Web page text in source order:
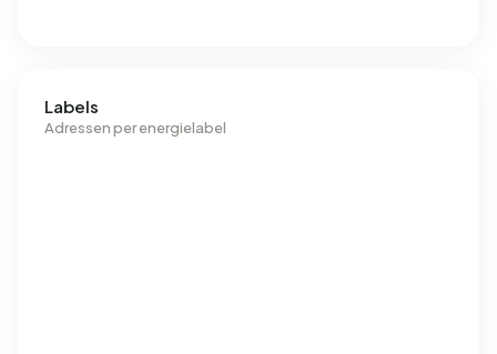
Labels
Adressen per energielabel